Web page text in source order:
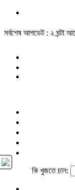
সর্বশেষ আপডেট : ২ ঘন্টা
কি খুজতে চান: